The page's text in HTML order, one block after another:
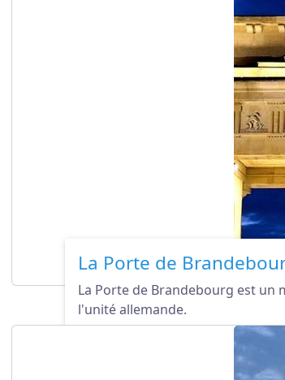
La Porte de
La Porte de Brandebourg est un
l'unité allemande.